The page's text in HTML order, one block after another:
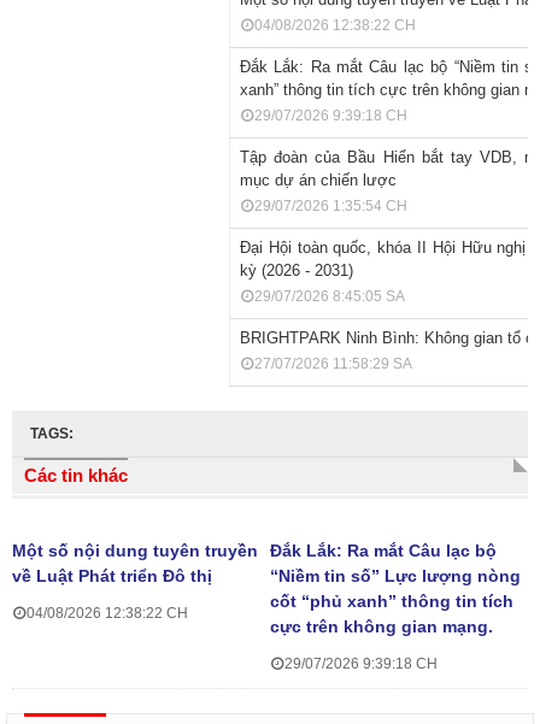
04/08/2026 12:38:22 CH
Đắk Lắk: Ra mắt Câu lạc bộ “Niềm tin
xanh” thông tin tích cực trên không gian
29/07/2026 9:39:18 CH
Tập đoàn của Bầu Hiển bắt tay VDB,
mục dự án chiến lược
29/07/2026 1:35:54 CH
Đại Hội toàn quốc, khóa II Hội Hữu nghị
kỳ (2026 - 2031)
29/07/2026 8:45:05 SA
BRIGHTPARK Ninh Bình: Không gian tổ
27/07/2026 11:58:29 SA
TAGS:
Các tin khác
Một số nội dung tuyên truyền
về Luật Phát triển Đô thị
04/08/2026 12:38:22 CH
Đắk Lắk: Ra mắt Câu lạc bộ
“Niềm tin số” Lực lượng nòng
cốt “phủ xanh” thông tin tích
cực trên không gian mạng.
29/07/2026 9:39:18 CH